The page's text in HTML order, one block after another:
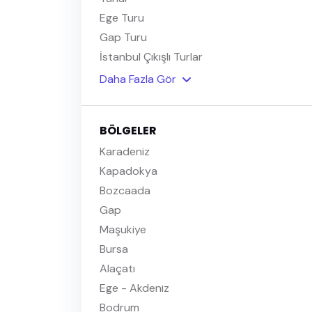
Ege Turu
Gap Turu
İstanbul Çıkışlı Turlar
Daha Fazla Gör
BÖLGELER
Karadeniz
Kapadokya
Bozcaada
Gap
Maşukiye
Bursa
Alaçatı
Ege - Akdeniz
Bodrum